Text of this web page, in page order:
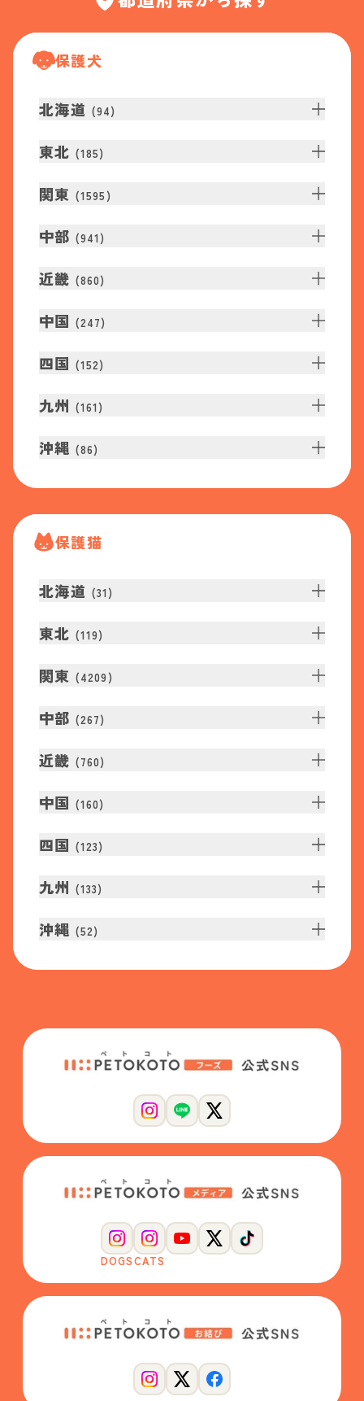
保護犬
北海道 (94)
東北 (185)
関東 (1595 )
中部 (941 )
近畿 (860)
中国 (247)
四国 (152)
九州 (161 )
沖縄 (86)
保護猫
北海道 (31 )
東北 (119)
関東 (4209 )
中部 (267)
近畿 (760)
中国 (160)
四国 (123)
九州 (133)
沖縄 (52)
DOGSCATS